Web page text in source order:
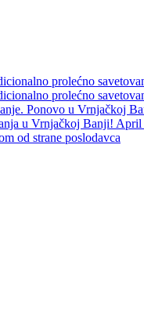
prolećno
prolećno
Ponovo u Vrnjačkoj
u Vrnjačkoj Banji! April
od strane poslodavca